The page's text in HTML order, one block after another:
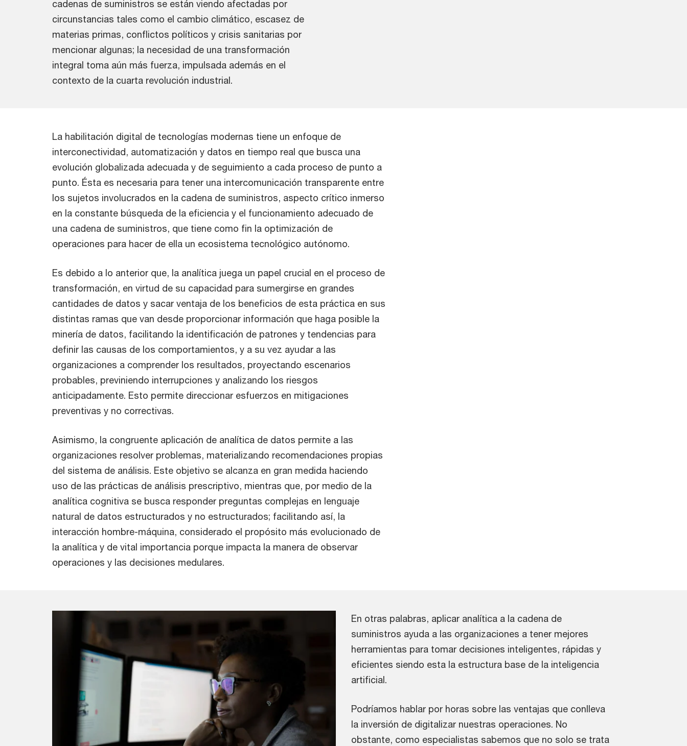
cadenas de suministros se están viendo afectadas por
circunstancias tales como el cambio climático, escasez de
materias primas, conflictos políticos y crisis sanitarias por
mencionar algunas; la necesidad de una transformación
integral toma aún más fuerza, impulsada además en el
contexto de la cuarta revolución industrial.
La habilitación digital de tecnologías modernas tiene un enfoque de
interconectividad, automatización y datos en tiempo real que busca una
evolución globalizada adecuada y de seguimiento a cada proceso de punto a
punto. Ésta es necesaria para tener una intercomunicación transparente entre
los sujetos involucrados en la cadena de suministros, aspecto crítico inmerso
en la constante búsqueda de la eficiencia y el funcionamiento adecuado de
una cadena de suministros, que tiene como fin la optimización de
operaciones para hacer de ella un ecosistema tecnológico autónomo.
Es debido a lo anterior que, la analítica juega un papel crucial en el proceso de
transformación, en virtud de su capacidad para sumergirse en grandes
cantidades de datos y sacar ventaja de los beneficios de esta práctica en sus
distintas ramas que van desde proporcionar información que haga posible la
minería de datos, facilitando la identificación de patrones y tendencias para
definir las causas de los comportamientos, y a su vez ayudar a las
organizaciones a comprender los resultados, proyectando escenarios
probables, previniendo interrupciones y analizando los riesgos
anticipadamente. Esto permite direccionar esfuerzos en mitigaciones
preventivas y no correctivas.
Asimismo, la congruente aplicación de analítica de datos permite a las
organizaciones resolver problemas, materializando recomendaciones propias
del sistema de análisis. Este objetivo se alcanza en gran medida haciendo
uso de las prácticas de análisis prescriptivo, mientras que, por medio de la
analítica cognitiva se busca responder preguntas complejas en lenguaje
natural de datos estructurados y no estructurados; facilitando así, la
interacción hombre-máquina, considerado el propósito más evolucionado de
la analítica y de vital importancia porque impacta la manera de observar
operaciones y las decisiones medulares.
En otras palabras, aplicar analítica a la cadena de
suministros ayuda a las organizaciones a tener mejores
herramientas para tomar decisiones inteligentes, rápidas y
eficientes siendo esta la estructura base de la inteligencia
artificial.
Podríamos hablar por horas sobre las ventajas que conlleva
la inversión de digitalizar nuestras operaciones. No
obstante, como especialistas sabemos que no solo se trata